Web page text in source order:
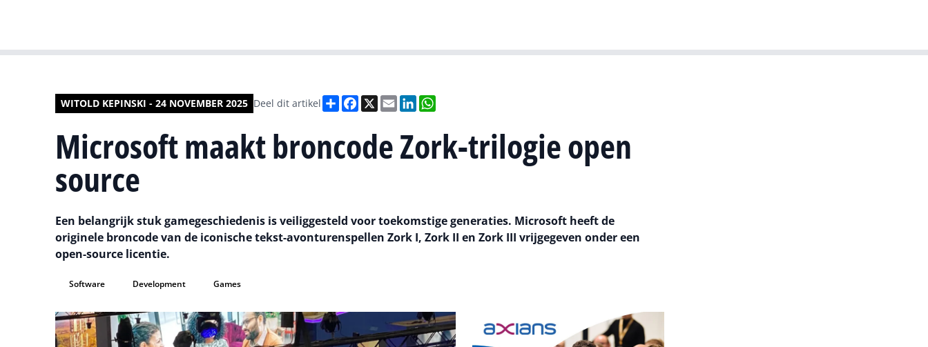
WITOLD KEPINSKI - 24 NOVEMBER 2025 Deel dit artikel DeelFacebook
X EmailLinkedIn
Microsoft maakt broncode Zork-trilogie open
source
Een belangrijk stuk gamegeschiedenis is veiliggesteld voor toekomstige generaties. Microsoft heeft de
originele broncode van de iconische tekst-avonturenspellen Zork I, Zork II en Zork III vrijgegeven onder een
open-source licentie.
Software Development Games